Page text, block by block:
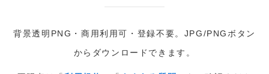
背景透明PNG・商用利用可・登録不要。JPG/PNGボタン
からダウンロードできます。